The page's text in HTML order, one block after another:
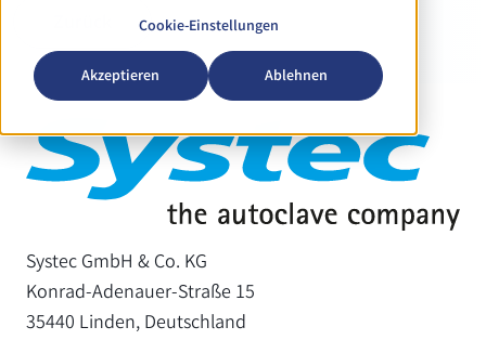
Cookie-Einstellungen
Akzeptieren Ablehnen
Systec GmbH & Co. KG
Konrad-Adenauer-Straße 15
35440 Linden, Deutschland